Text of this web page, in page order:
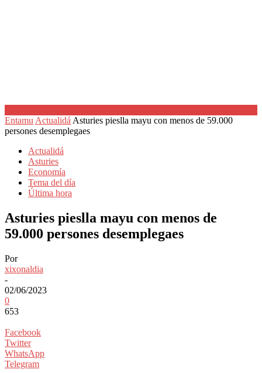
Entamu Actualidá Asturies pieslla mayu con menos de 59.000
persones desemplegaes
Actualidá
Asturies
Economía
Tema del día
Última hora
Asturies pieslla mayu con menos de
59.000 persones desemplegaes
Por
xixonaldia
-
02/06/2023
0
653
Facebook
Twitter
WhatsApp
Telegram